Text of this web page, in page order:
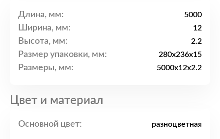
Длина, мм: 5000
Ширина, мм: 12
Высота, мм: 2.2
Размер упаковки, мм: 280x236x15
Размеры, мм: 5000x12x2.2
Цвет и материал
Основной цвет: разноцветная